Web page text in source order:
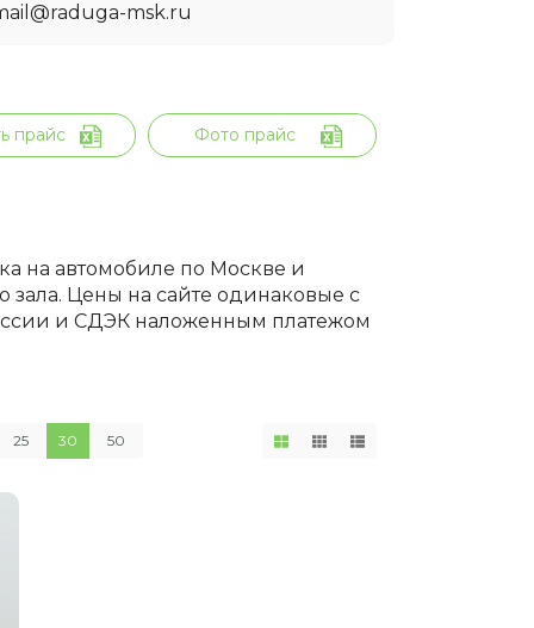
msk.ru
прайс Фото прайс
на автомобиле по Москве и
зала. Цены на сайте одинаковые с
и СДЭК наложенным платежом
25 30 50